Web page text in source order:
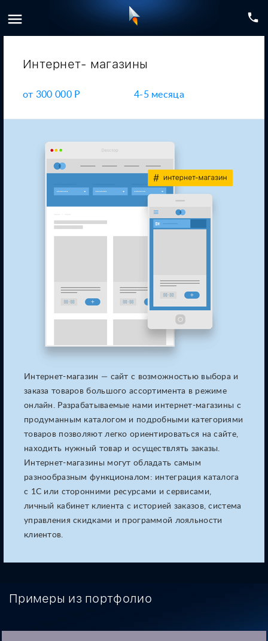
menu phone
Интернет- магазины
от 300 000 P 4-5 месяца
Интернет-магазин — сайт с возможностью выбора и
заказа товаровбольшого ассортимента в режиме
онлайн. Разрабатываемые нами интернет-магазины с
продуманным каталогом и подробными категориями
товаров позволяют легко ориентироваться на сайте,
находить нужный товар и осуществлять заказы.
Интернет-магазины могут обладать самым
разнообразным функционалом: интеграция каталога
с 1С или сторонними ресурсами и сервисами,
личный кабинет клиента с историей заказов,система
управления скидками и программой лояльности
клиентов.
Примеры из портфолио